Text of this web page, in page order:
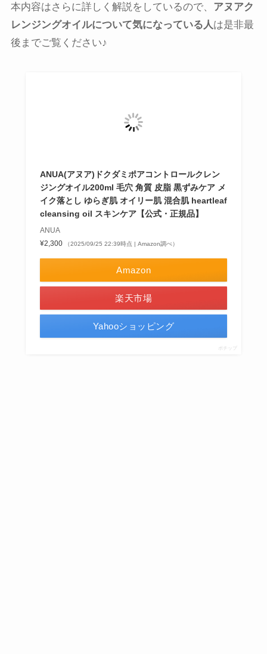
本内容はさらに詳しく解説をしているので、 アヌアク
レンジングオイルについて気になっている人は是非最
後までご覧ください♪
ANUA(アヌア)ドクダミポアコントロールクレン
ジングオイル200ml 毛穴 角質 皮脂 黒ずみケア メ
イク落とし ゆらぎ肌 オイリー肌 混合肌 heartleaf
cleansing oil スキンケア【公式・正規品】
ANUA
¥2,300
（2025/09/25 22:39時点 | Amazon調べ）
Amazon
楽天市場
Yahooショッピング
ポチップ